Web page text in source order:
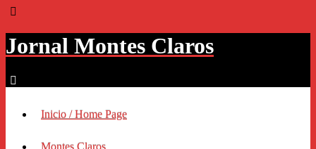
Jornal Montes Claros
Inicio / Home Page
Montes Claros